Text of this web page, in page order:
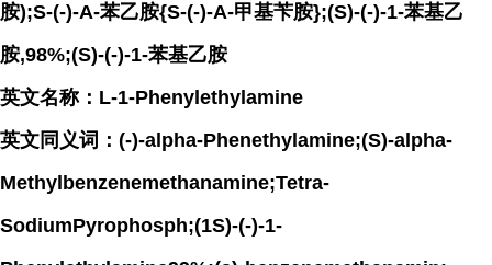
胺);S-(-)-Α-苯乙胺{S-(-)-Α-甲基苄胺};(S)-(-)-1-苯基乙
胺,98%;(S)-(-)-1-苯基乙胺
英文名称：L-1-Phenylethylamine
英文同义词：(-)-alpha-Phenethylamine;(S)-alpha-
Methylbenzenemethanamine;Tetra-
SodiumPyrophosph;(1S)-(-)-1-